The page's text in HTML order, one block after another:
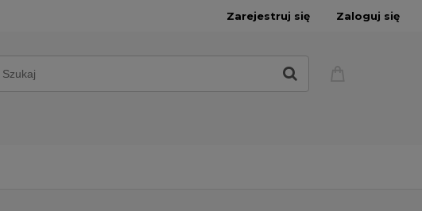
Zarejestruj się Zaloguj się